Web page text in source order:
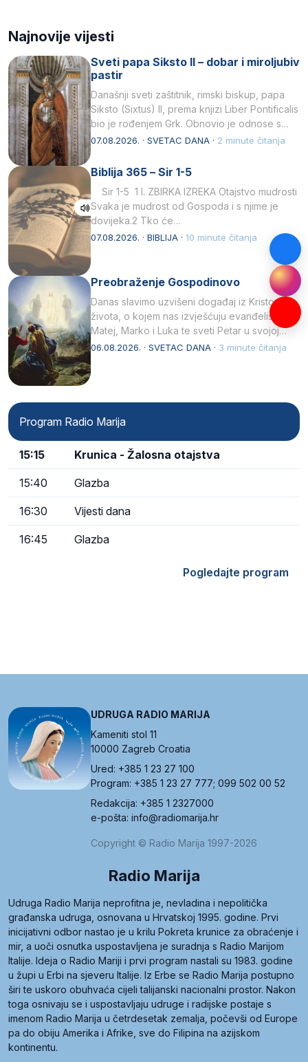
Najnovije vijesti
Sveti papa Siksto II – dobar i miroljubiv
pastir
Današnji sveti zaštitnik, rimski biskup, papa
Siksto (Sixtus) II, prema knjizi Liber Pontificalis
bio je rođenjem Grk. Obnovio je odnose s
afričkim…
07.08.2026. · SVETAC DANA · 2 minute čitanja
Biblija 365 – Sir 1-5
Sir 1-5 1 I. ZBIRKA IZREKA Otajstvo mudrosti
Svaka je mudrost od Gospoda i s njime je
dovijeka.2 Tko će…
07.08.2026. · BIBLIJA · 10 minute čitanja
Preobraženje Gospodinovo
Danas slavimo uzvišeni događaj iz Kristova
života, o kojem nas izvješćuju evanđelisti
Matej, Marko i Luka te sveti Petar u svojoj
drugoj…
06.08.2026. · SVETAC DANA · 3 minute čitanja
Program Radio Marija
15:15 Krunica - Žalosna otajstva
15:40 Glazba
16:30 Vijesti dana
16:45 Glazba
Pogledajte program
UDRUGA RADIO MARIJA
Kameniti stol 11
10000 Zagreb Croatia
Ured: +385 1 23 27 100
Program: +385 1 23 27 777; 099 502 00 52
Redakcija: +385 1 2327000
e-pošta: info@radiomarija.hr
Copyright © Radio Marija 1997-2026
Radio Marija
Udruga Radio Marija neprofitna je, nevladina i nepolitička
građanska udruga, osnovana u Hrvatskoj 1995. godine. Prvi
inicijativni odbor nastao je u krilu Pokreta krunice za obraćenje i
mir, a uoči osnutka uspostavljena je suradnja s Radio Marijom
Italije. Ideja o Radio Mariji i prvi program nastali su 1983. godine
u župi u Erbi na sjeveru Italije. Iz Erbe se Radio Marija postupno
širi te uskoro obuhvaća cijeli talijanski nacionalni prostor. Nakon
toga osnivaju se i uspostavljaju udruge i radijske postaje s
imenom Radio Marija u četrdesetak zemalja, počevši od Europe
pa do obiju Amerika i Afrike, sve do Filipina na azijskom
kontinentu.